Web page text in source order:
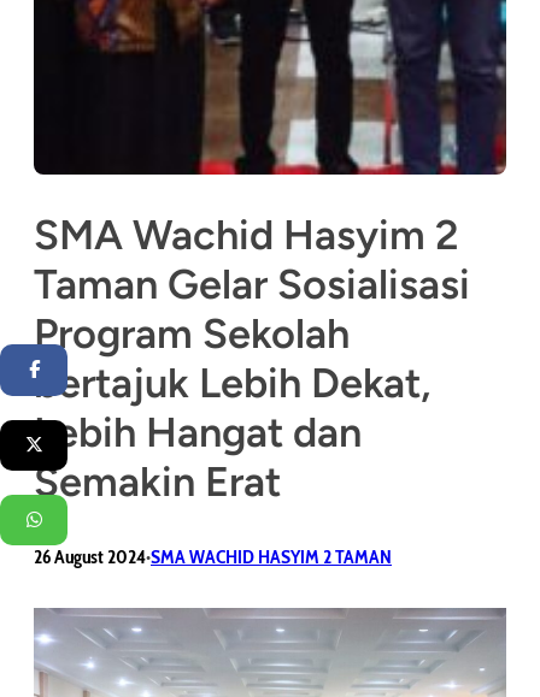
SMA Wachid Hasyim 2
Taman Gelar Sosialisasi
Program Sekolah
bertajuk Lebih Dekat,
Lebih Hangat dan
Semakin Erat
26 August 2024•SMA WACHID HASYIM 2 TAMAN
Facebook
Twitter